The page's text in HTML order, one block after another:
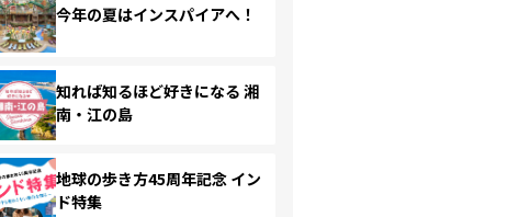
今年の夏はインスパイアへ！
知れば知るほど好きになる 湘
南・江の島
地球の歩き方45周年記念 イン
ド特集